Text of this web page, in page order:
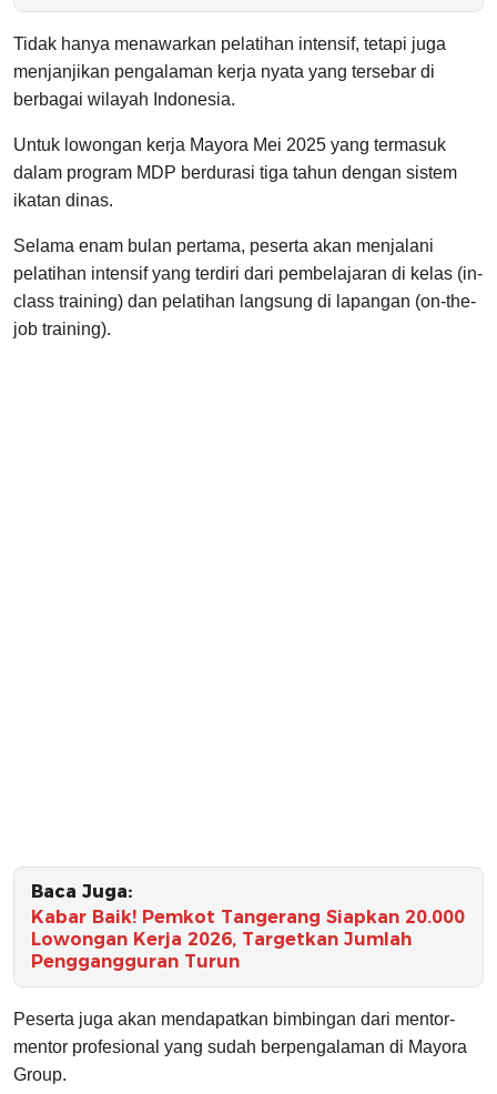
Tidak hanya menawarkan pelatihan intensif, tetapi juga
menjanjikan pengalaman kerja nyata yang tersebar di
berbagai wilayah Indonesia.
Untuk lowongan kerja Mayora Mei 2025 yang termasuk
dalam program MDP berdurasi tiga tahun dengan sistem
ikatan dinas.
Selama enam bulan pertama, peserta akan menjalani
pelatihan intensif yang terdiri dari pembelajaran di kelas (in-
class training) dan pelatihan langsung di lapangan (on-the-
job training).
Baca Juga:
Kabar Baik! Pemkot Tangerang Siapkan 20.000
Lowongan Kerja 2026, Targetkan Jumlah
Penggangguran Turun
Peserta juga akan mendapatkan bimbingan dari mentor-
mentor profesional yang sudah berpengalaman di Mayora
Group.